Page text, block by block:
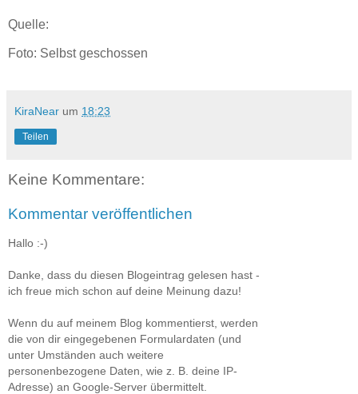
Quelle:
Foto: Selbst geschossen
KiraNear um 18:23
Teilen
Keine Kommentare:
Kommentar veröffentlichen
Hallo :-)
Danke, dass du diesen Blogeintrag gelesen hast -
ich freue mich schon auf deine Meinung dazu!
Wenn du auf meinem Blog kommentierst, werden
die von dir eingegebenen Formulardaten (und
unter Umständen auch weitere
personenbezogene Daten, wie z. B. deine IP-
Adresse) an Google-Server übermittelt.